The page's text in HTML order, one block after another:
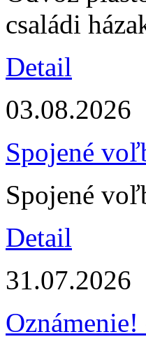
családi
Detail
03.08.2026
Spojené
Spojené
Detail
31.07.2026